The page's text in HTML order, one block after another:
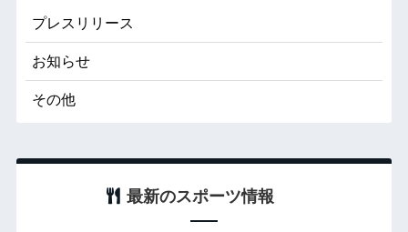
プレスリリース
お知らせ
その他
最新のスポーツ情報